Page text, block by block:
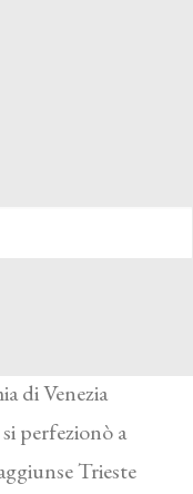
ricerca di
e di sbocchi di
di Venezia
perfezionò a
Trieste